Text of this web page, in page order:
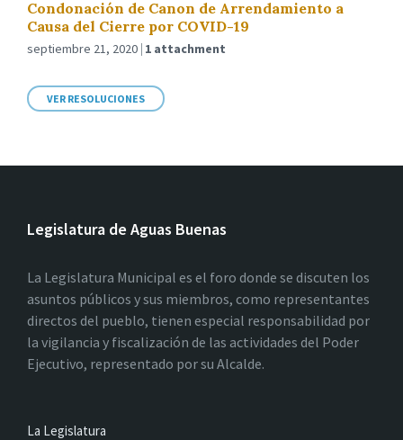
Condonación de Canon de Arrendamiento a
Causa del Cierre por COVID-19
septiembre 21, 2020 1 attachment
VER RESOLUCIONES
Legislatura de Aguas Buenas
La Legislatura Municipal es el foro donde se discuten los
asuntos públicos y sus miembros, como representantes
directos del pueblo, tienen especial responsabilidad por
la vigilancia y fiscalización de las actividades del Poder
Ejecutivo, representado por su Alcalde.
La Legislatura